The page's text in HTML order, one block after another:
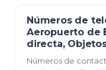
08 de junio de 2026
Números de
Aeropuerto de
directa,
Números de